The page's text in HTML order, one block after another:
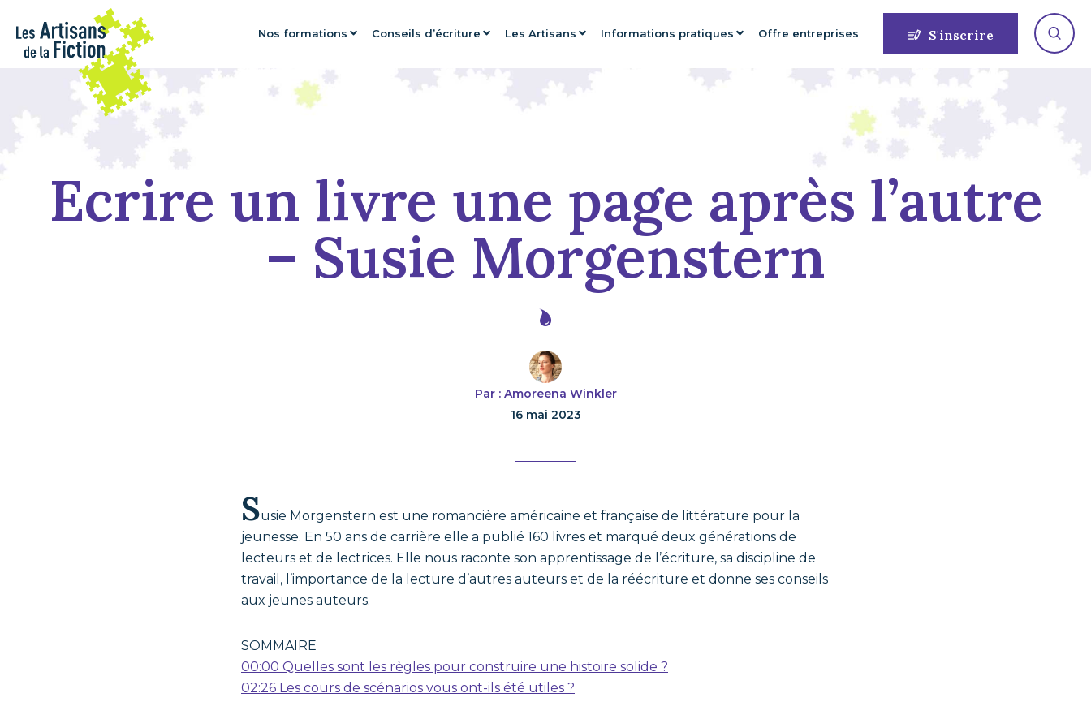
Nos formations Conseils d’écriture Les Artisans Informations pratiques Offre entreprises S'inscrire
Ecrire un livre une page après l’autre
– Susie Morgenstern
Par : Amoreena Winkler
16 mai 2023
Susie Morgenstern est une romancière américaine et française de littérature pour la
jeunesse. En 50 ans de carrière elle a publié 160 livres et marqué deux générations de
lecteurs et de lectrices. Elle nous raconte son apprentissage de l’écriture, sa discipline de
travail, l’importance de la lecture d’autres auteurs et de la réécriture et donne ses conseils
aux jeunes auteurs.
SOMMAIRE
00:00 Quelles sont les règles pour construire une histoire solide ?
02:26 Les cours de scénarios vous ont-ils été utiles ?